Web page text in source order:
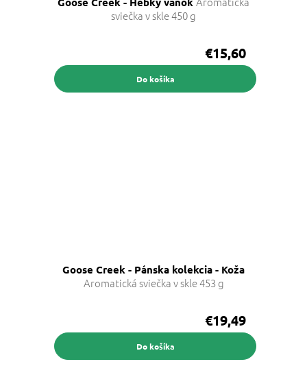
sviečka v skle 450 g
€15,60
Do košíka
Goose Creek - Pánska kolekcia - Koža
Aromatická sviečka v skle 453 g
€19,49
Do košíka